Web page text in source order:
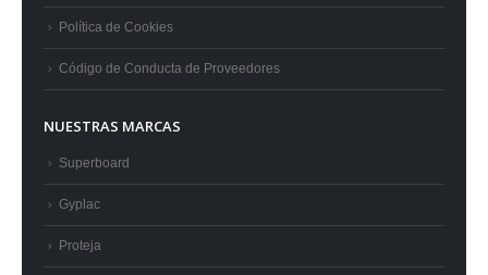
Política de Cookies
Código de Conducta de Proveedores
NUESTRAS MARCAS
Superboard
Gyplac
Proteja